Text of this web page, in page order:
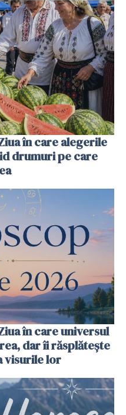
în care alegerile
drumuri pe care
în care universul
dar îi răsplătește
visurile lor